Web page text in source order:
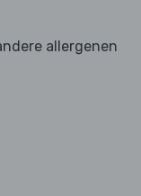
allergenen